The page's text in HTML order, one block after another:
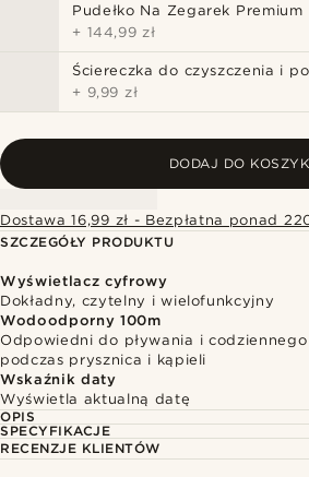
Pudełko Na Zegarek Premium
+ 144,99 zł
Ściereczka do czyszczenia i
+ 9,99 zł
DODAJ DO
Dostawa 16,99 zł - Bezpłatna ponad
SZCZEGÓŁY PRODUKTU
Wyświetlacz cyfrowy
Dokładny, czytelny i wielofunkcyjny
Wodoodporny 100m
Odpowiedni do pływania i
podczas prysznica i kąpieli
Wskaźnik daty
Wyświetla aktualną datę
OPIS
SPECYFIKACJE
RECENZJE KLIENTÓW